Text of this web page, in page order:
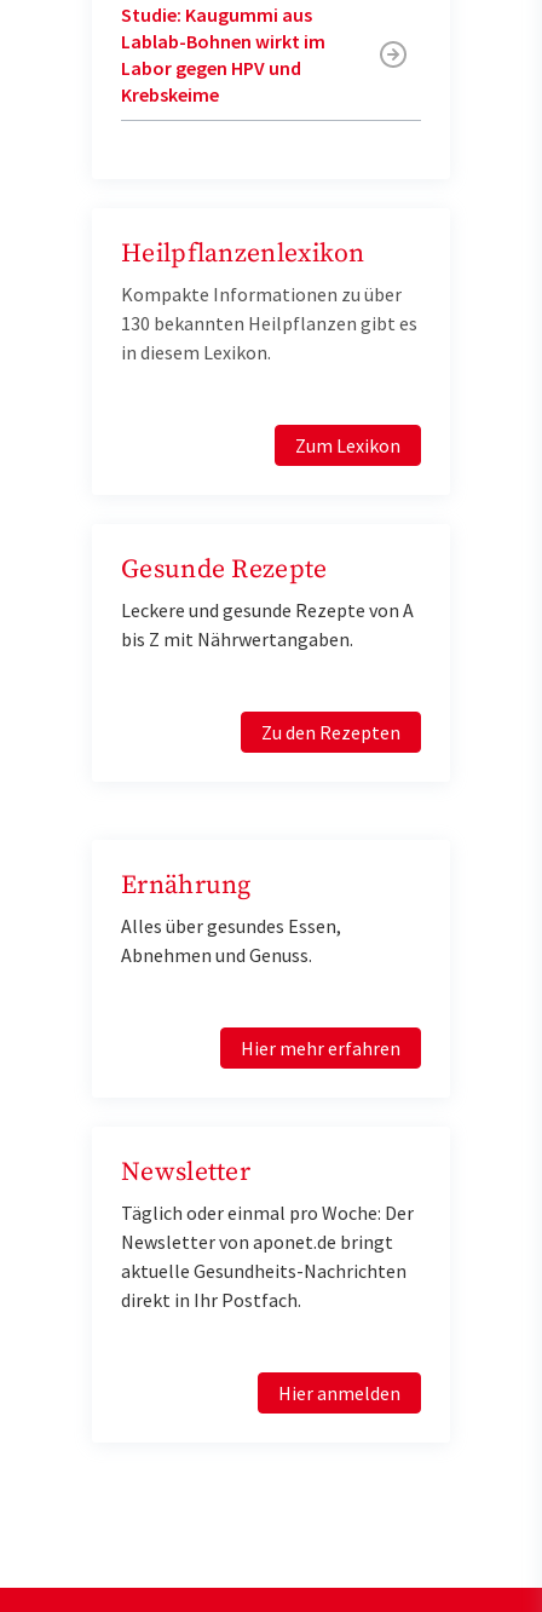
Studie: Kaugummi aus
Lablab-Bohnen wirkt im
Labor gegen HPV und
Krebskeime
Heilpflanzenlexikon
Kompakte Informationen zu über
130 bekannten Heilpflanzen gibt es
in diesem Lexikon.
Zum Lexikon
Gesunde Rezepte
Leckere und gesunde Rezepte von A
bis Z mit Nährwertangaben.
Zu den Rezepten
Ernährung
Alles über gesundes Essen,
Abnehmen und Genuss.
Hier mehr erfahren
Newsletter
Täglich oder einmal pro Woche: Der
Newsletter von aponet.de bringt
aktuelle Gesundheits-Nachrichten
direkt in Ihr Postfach.
Hier anmelden